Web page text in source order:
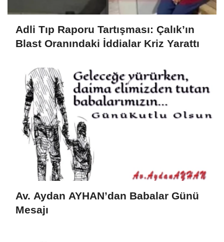
Adli Tıp Raporu Tartışması: Çalık’ın
Blast Oranındaki İddialar Kriz Yarattı
Av. Aydan AYHAN’dan Babalar Günü
Mesajı